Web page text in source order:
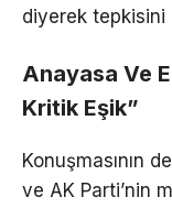
diyerek tepkisini
Anayasa Ve
Kritik Eşik”
Konuşmasının
ve AK Parti’nin